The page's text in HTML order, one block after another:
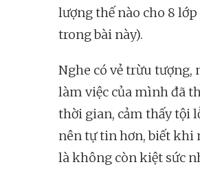
lượng thế nào cho 8
trong bài này).
Nghe có vẻ trừu tượng,
làm việc của mình đã
thời gian, cảm thấy tội
nên tự tin hơn, biết khi
là không còn kiệt sức